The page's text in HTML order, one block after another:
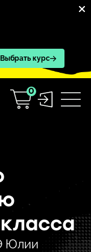
Выбрать курс
0
Юлии